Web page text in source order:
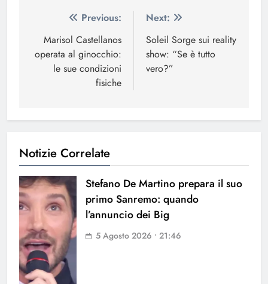
Navigazione
articoli
Previous:
Marisol Castellanos
operata al ginocchio:
le sue condizioni
fisiche
Next:
Soleil Sorge sui reality
show: “Se è tutto
vero?”
Notizie Correlate
Stefano De Martino prepara il suo
primo Sanremo: quando
l’annuncio dei Big
5 Agosto 2026 • 21:46